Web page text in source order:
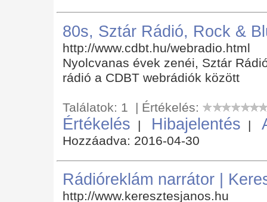
80s, Sztár Rádió, Rock &
http://www.cdbt.hu/webradio.html
Nyolcvanas évek zenéi, Sztár
rádió a CDBT webrádiók között
Találatok: 1 | Értékelés:
Értékelés | Hibajelentés |
Hozzáadva: 2016-04-30
Rádióreklám narrátor |
http://www.keresztesjanos.hu